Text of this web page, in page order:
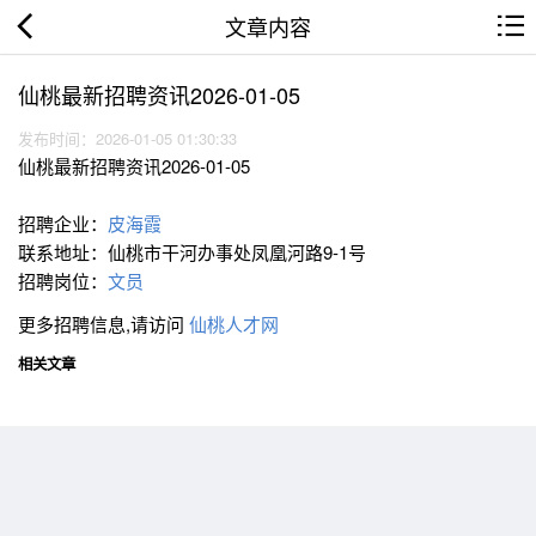
文章内容
仙桃最新招聘资讯2026-01-05
发布时间：2026-01-05 01:30:33
仙桃最新招聘资讯2026-01-05
招聘企业： 皮海霞
联系地址：仙桃市干河办事处凤凰河路9-1号
招聘岗位： 文员
更多招聘信息,请访问 仙桃人才网
相关文章